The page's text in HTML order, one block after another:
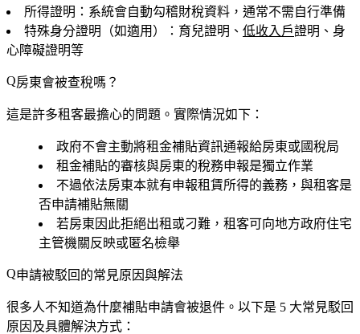
所得證明 ：系統會自動勾稽財稅資料，通常不需自行準備
特殊身分證明
（如適用）：育兒證明、 低收入戶證明、身
心障礙證明等
房東會被查稅嗎？
這是許多租客最擔心的問題。實際情況如下：
政府不會主動將租金補貼資訊通報給房東或國稅局
租金補貼的審核與房東的稅務申報是獨立作業
不過依法房東本就有申報租賃所得的義務，與租客是
否申請補貼無關
若房東因此拒絕出租或刁難，租客可向地方政府住宅
主管機關反映或匿名檢舉
申請被駁回的常見原因與解法
很多人不知道為什麼補貼申請會被退件。以下是 5 大常見駁回
原因及具體解決方式：